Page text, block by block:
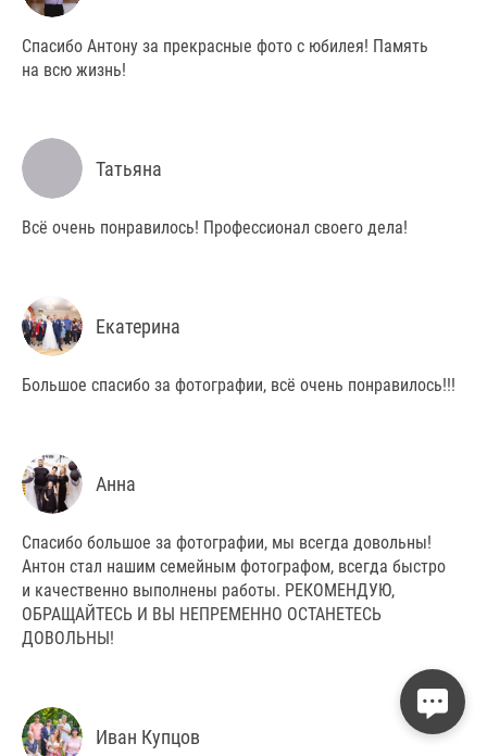
Спасибо Антону за прекрасные фото с юбилея! Память
на всю жизнь!
Татьяна
Всё очень понравилось! Профессионал своего дела!
Екатерина
Большое спасибо за фотографии, всё очень понравилось!!!
Анна
Спасибо большое за фотографии, мы всегда довольны!
Антон стал нашим семейным фотографом, всегда быстро
и качественно выполнены работы. РЕКОМЕНДУЮ,
ОБРАЩАЙТЕСЬ И ВЫ НЕПРЕМЕННО ОСТАНЕТЕСЬ
ДОВОЛЬНЫ!
Иван Купцов